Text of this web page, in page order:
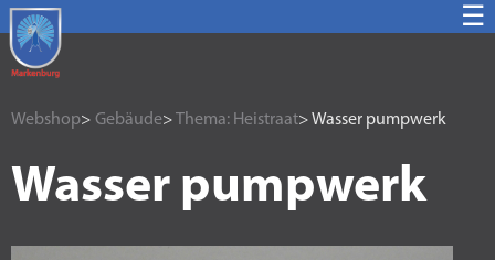
☰
Webshop> Gebäude> Thema: Heistraat> Wasser pumpwerk
Wasser pumpwerk